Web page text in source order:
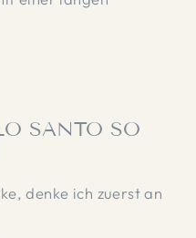
SANTO SO
denke ich zuerst an